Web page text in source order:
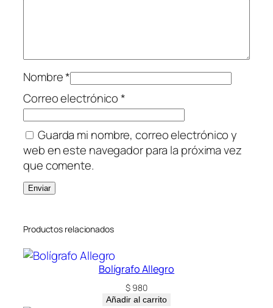
Nombre*
Correo electrónico*
Guarda mi nombre, correo electrónico y
web en este navegador para la próxima vez
que comente.
Productos relacionados
Bolígrafo Allegro
$ 980
Añadir al carrito